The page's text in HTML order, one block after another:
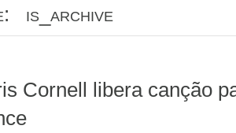
is_archive
Cornell libera canção